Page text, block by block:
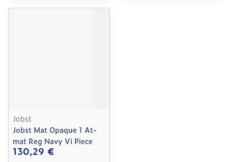
Jobst
Jobst Mat Opaque 1 At-
mat Reg Navy Vi Piece
130,29 €